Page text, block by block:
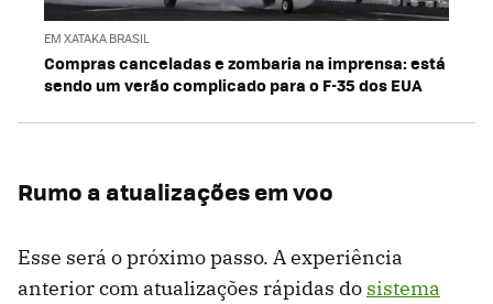
EM XATAKA BRASIL
Compras canceladas e zombaria na imprensa: está
sendo um verão complicado para o F-35 dos EUA
Rumo a atualizações em voo
Esse será o próximo passo. A experiência
anterior com atualizações rápidas do sistema